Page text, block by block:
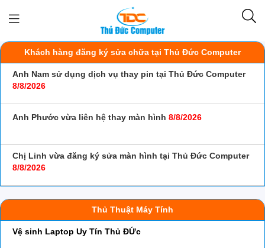
Khách hàng đăng ký sửa chữa tại Thủ Đức Computer
Anh Nam sử dụng dịch vụ thay pin tại Thủ Đức Computer
8/8/2026
Anh Phước vừa liên hệ thay màn hình 8/8/2026
Chị Linh vừa đăng ký sửa màn hình tại Thủ Đức Computer
8/8/2026
Thủ Thuật Máy Tính
Vệ sinh Laptop Uy Tín Thủ ĐỨc